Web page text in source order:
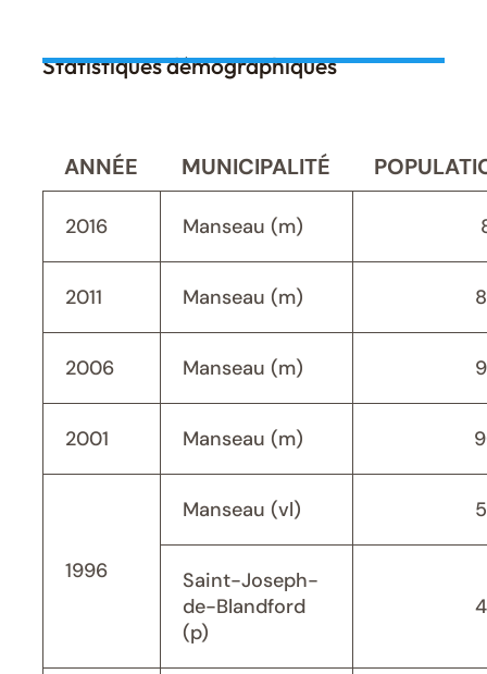
Statistiques démographiques
ANNÉE MUNICIPALITÉ
2016 Manseau (m)
2011 Manseau (m)
2006 Manseau (m)
2001 Manseau (m)
1996
Manseau (vl)
Saint-Joseph-
de-Blandford
(p)